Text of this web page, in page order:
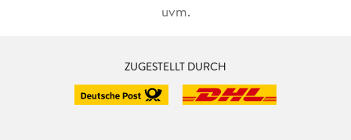
uvm.
ZUGESTELLT DURCH